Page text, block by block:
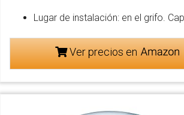
Lugar de instalación: en el grifo.
Ver precios en